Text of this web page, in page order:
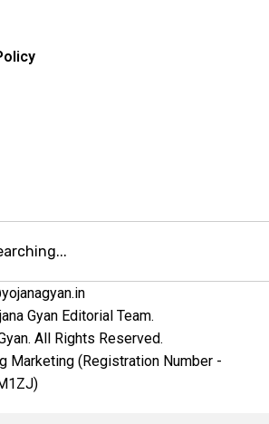
Gyan Editorial Team.
All Rights Reserved.
Marketing (Registration Number -